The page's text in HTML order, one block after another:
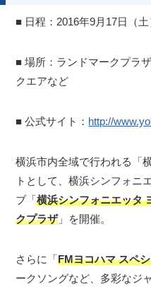
■ 日程：2016年9月17日（土
■ 場所：ランドマークプラ
クエアなど
■ 公式サイト： http://
横浜市内全域で行われる「
トとして、横浜シンフォニ
ブ「横浜シンフォニエッタ
クプラザ」を開催。
さらに「FMヨコハマ スペ
ークソングなど、多彩なジ